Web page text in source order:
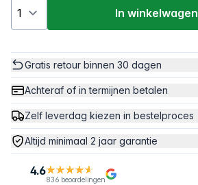
In winkelwagen
Gratis retour binnen 30 dagen
Achteraf of in termijnen betalen
Zelf leverdag kiezen in bestelproces
Altijd minimaal 2 jaar garantie
4.6
836 beoordelingen